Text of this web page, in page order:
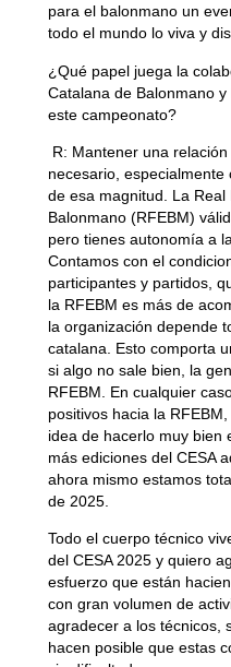
para el balonmano un
todo el mundo lo viva y
¿Qué papel juega la
Catalana de Balonmano
este campeonato?
R: Mantener una
necesario,
de esa magnitud. La
Balonmano (RFEBM)
pero tienes autonomía a
Contamos con el
participantes y partidos,
la RFEBM es más de
la organización depende
catalana. Esto comporta
si algo no sale bien, la
RFEBM. En cualquier
positivos hacia la
idea de hacerlo muy bien
más ediciones del CESA
ahora mismo estamos
de 2025.
Todo el cuerpo técnico
del CESA 2025 y quiero
esfuerzo que están
con gran volumen de
agradecer a los técnicos,
hacen posible que estas